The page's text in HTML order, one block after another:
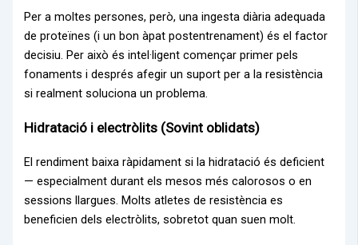
Per a moltes persones, però, una ingesta diària adequada
de proteïnes (i un bon àpat postentrenament) és el factor
decisiu. Per això és intel·ligent començar primer pels
fonaments i després afegir un suport per a la resistència
si realment soluciona un problema.
Hidratació i electròlits (Sovint oblidats)
El rendiment baixa ràpidament si la hidratació és deficient
— especialment durant els mesos més calorosos o en
sessions llargues. Molts atletes de resistència es
beneficien dels electròlits, sobretot quan suen molt.